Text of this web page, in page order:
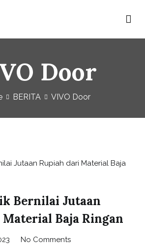
Door
BERITA VIVO Door
Bernilai Jutaan
Baja Ringan
No Comments